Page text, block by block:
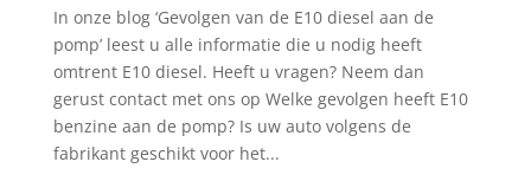
In onze blog ‘Gevolgen van de E10 diesel aan de
pomp’ leest u alle informatie die u nodig heeft
omtrent E10 diesel. Heeft u vragen? Neem dan
gerust contact met ons op Welke gevolgen heeft E10
benzine aan de pomp? Is uw auto volgens de
fabrikant geschikt voor het...